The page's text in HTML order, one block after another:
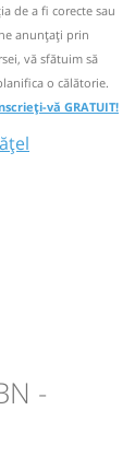
)
de a fi corecte sau
anunțați prin
vă sfătuim să
o călătorie.
vă GRATUIT!
-